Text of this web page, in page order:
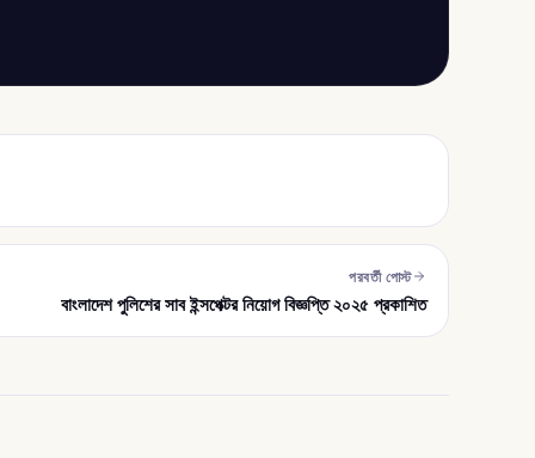
পরবর্তী পোস্ট
বাংলাদেশ পুলিশের সাব ইন্সপেক্টর নিয়োগ বিজ্ঞপ্তি ২০২৫ প্রকাশিত